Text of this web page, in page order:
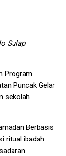
Sulap
Program
Puncak Gelar
sekolah
Berbasis
ritual ibadah